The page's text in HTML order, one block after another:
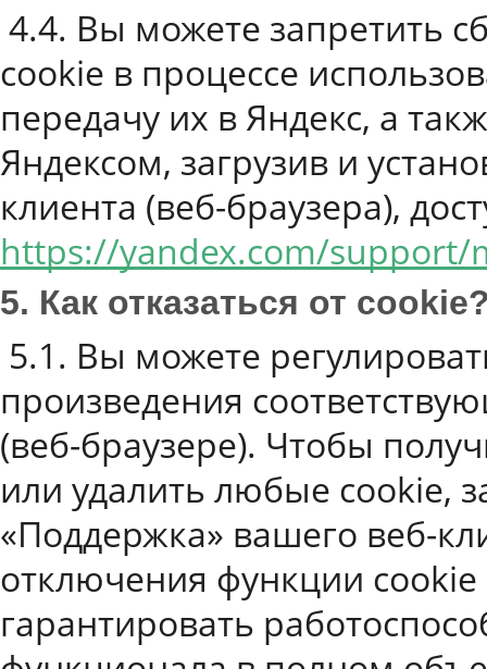
4.4. Вы можете запретить
cookie в процессе
передачу их в Яндекс, а
Яндексом, загрузив и
клиента (веб-браузера),
https://yandex.com/
5. Как отказаться от
5.1. Вы можете
произведения
(веб-браузере). Чтобы
или удалить любые cookie,
«Поддержка» вашего веб-
отключения функции
гарантировать